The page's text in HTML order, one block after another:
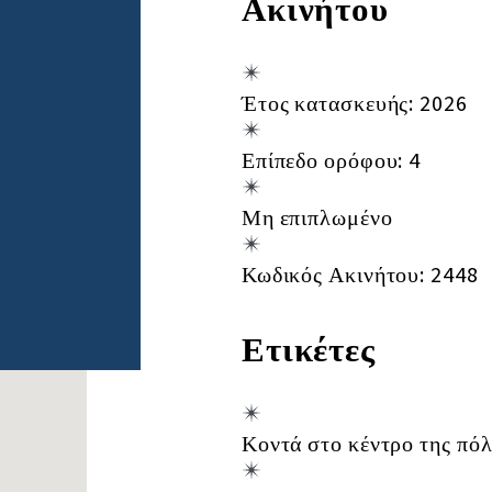
Έτος κατασκευής: 2026
Επίπεδο ορόφου: 4
Μη επιπλωμένο
Κωδικός Ακινήτου: 2448
Ετικέτες
Κοντά στο κέντρο της